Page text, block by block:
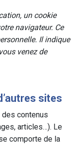
un cookie
navigateur. Ce
Il indique
venez de
sites
contenus
articles…). Le
comporte de la